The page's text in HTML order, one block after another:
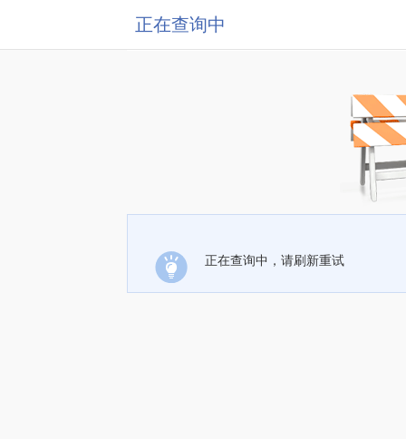
正在查询中
正在查询中，请刷新重试